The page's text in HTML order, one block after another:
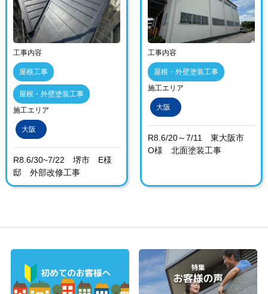
工事内容
屋根工事
屋根・外壁塗装工事
施工エリア
大阪
R8.6/30~7/22 堺市 E様
邸 外部改修工事
工事内容
屋根・外壁塗装工事
施工エリア
大阪
R8.6/20～7/11 東大阪市
O様 北面塗装工事